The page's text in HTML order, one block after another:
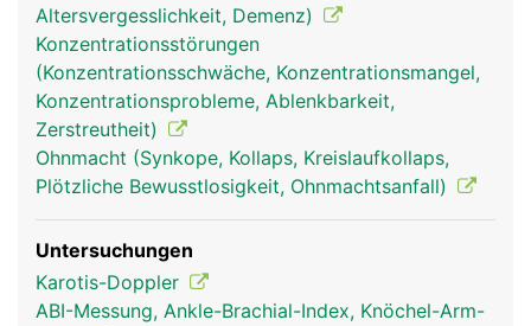
Altersvergesslichkeit, Demenz)
Konzentrationsstörungen
(Konzentrationsschwäche, Konzentrationsmangel,
Konzentrationsprobleme, Ablenkbarkeit,
Zerstreutheit)
Ohnmacht (Synkope, Kollaps, Kreislaufkollaps,
Plötzliche Bewusstlosigkeit, Ohnmachtsanfall)
Untersuchungen
Karotis-Doppler
ABI-Messung, Ankle-Brachial-Index, Knöchel-Arm-